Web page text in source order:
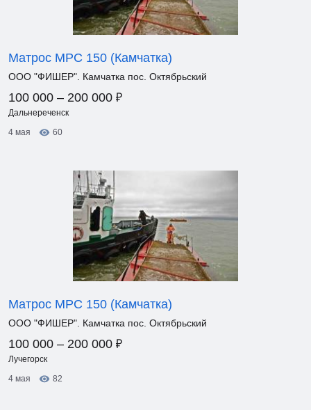
Матрос МРС 150 (Камчатка)
ООО "ФИШЕР". Камчатка пос. Октябрьский
100 000 – 200 000 ₽
Дальнереченск
4 мая
60
Матрос МРС 150 (Камчатка)
ООО "ФИШЕР". Камчатка пос. Октябрьский
100 000 – 200 000 ₽
Лучегорск
4 мая
82